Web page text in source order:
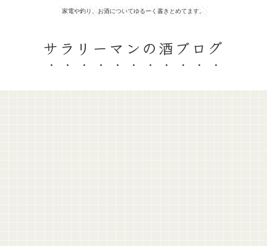
家電や釣り、お酒についてゆるーく書きとめてます。
サラリーマンの酒ブログ